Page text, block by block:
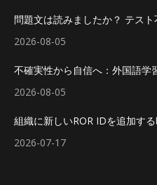
問題文は読みましたか？ テス
2026-08-05
不確実性から自信へ：外国語学
2026-08-05
組織に新しいROR IDを追加す
2026-07-17